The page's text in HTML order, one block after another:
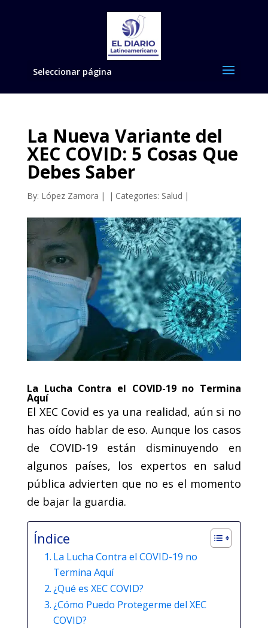
Seleccionar página
La Nueva Variante del
XEC COVID: 5 Cosas Que
Debes Saber
By: López Zamora | | Categories: Salud |
La Lucha Contra el COVID-19 no Termina
Aquí
El XEC Covid es ya una realidad, aún si no
has oído hablar de eso. Aunque los casos
de COVID-19 están disminuyendo en
algunos países, los expertos en salud
pública advierten que no es el momento
de bajar la guardia.
Índice
La Lucha Contra el COVID-19 no
Termina Aquí
¿Qué es XEC COVID?
¿Cómo Puedo Protegerme del XEC
COVID?